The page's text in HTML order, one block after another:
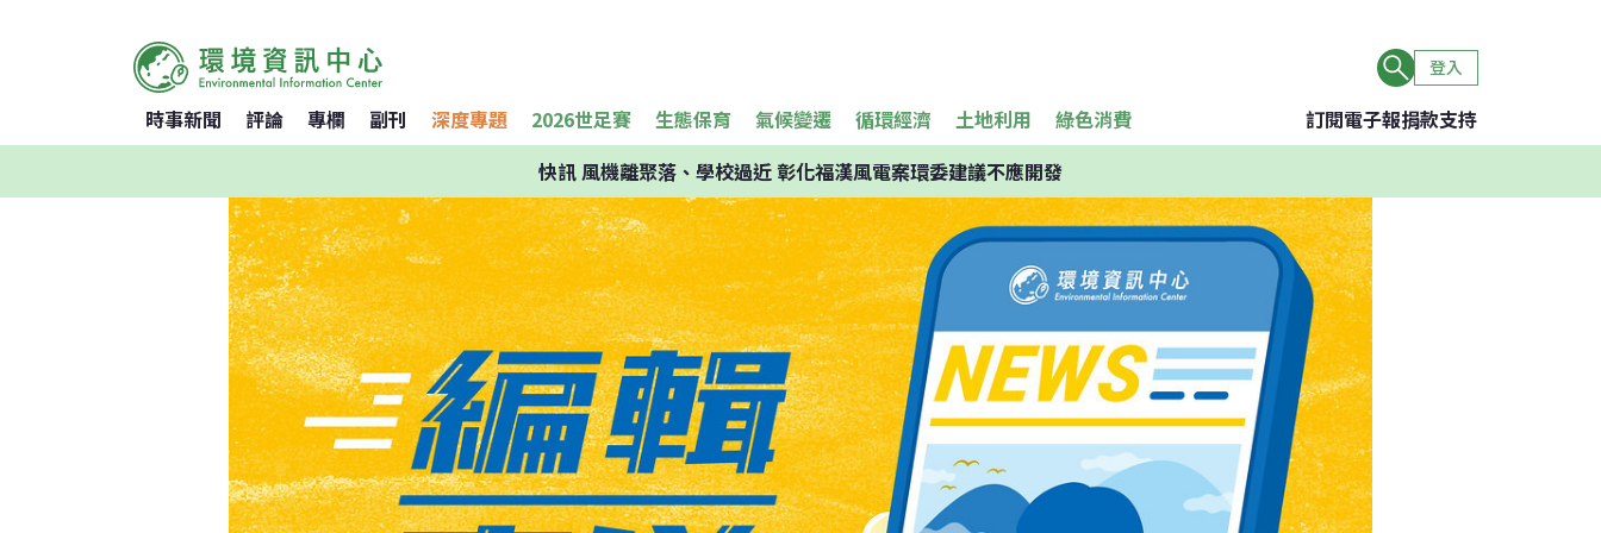
登入
時事新聞 評論 專欄 副刊 深度專題 2026世足賽 生態保育 氣候變遷 循環經濟 土地利用 綠色消費 訂閱電子報捐款支持
快訊風機離聚落、學校過近 彰化福漢風電案環委建議不應開發